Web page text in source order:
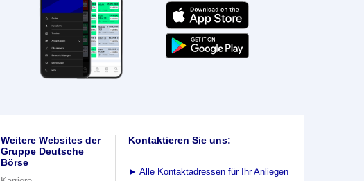
Weitere Websites der
Gruppe Deutsche
Börse
Kontaktieren Sie uns:
► Alle Kontaktadressen für Ihr Anliegen